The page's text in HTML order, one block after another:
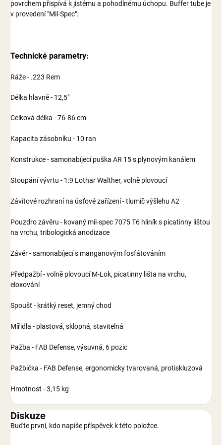
povrchem přispívá k jistému a pohodlnému úchopu. Buffer tube je
v provedení "Mil-Spec".
Technické parametry:
Ráže - .223 Rem
Délka hlavně - 12,5"
Celková délka - 76-86 cm
Kapacita zásobníku - 10 ran
Konstrukce - samonabíjecí puška AR 15 s plynovým kanálem
Stoupání vývrtu - 1:9 Lothar Walther, volně plovoucí
Závitové rozhraní na úsťové zařízení - tlumič výšlehu A2
Pouzdro závěru - kovaný mil-spec 7075 T6 hliník s picatinny lištou
na vrchu, tribologická anodizace
Závěr - samonabíjecí s manganovým fosfátováním
Předpažbí - volně plovoucí M-Lok, picatinny lišta na vrchu,
eloxování
Spoušť - krátký reset, jemný chod
Mířidla - plastová, sklopná, stavitelná
Pažba - FAB Defense, výsuvná, 6 pozic
Pažbička - FAB Defense, ergonomicky tvarovaná, protiskluzová
Hmotnost - 3,15 kg
Diskuze
Buďte první, kdo napíše příspěvek k této položce.